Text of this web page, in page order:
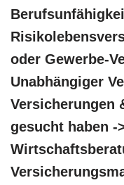
oder Gewerbe-
Unabhängiger
Versicherungen
gesucht haben -